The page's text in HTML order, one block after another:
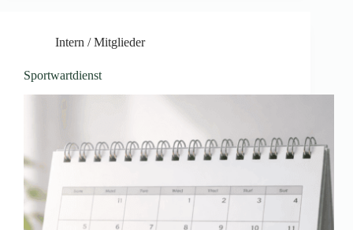
Intern / Mitglieder
Sportwartdienst